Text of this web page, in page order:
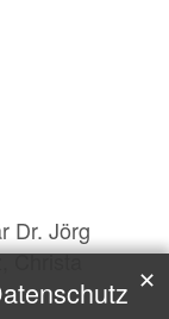
Dr. Jörg
Christa
✕